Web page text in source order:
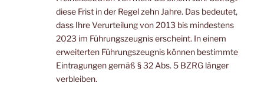
diese Frist in der Regel zehn Jahre. Das bedeutet,
dass Ihre Verurteilung von 2013 bis mindestens
2023 im Führungszeugnis erscheint. In einem
erweiterten Führungszeugnis können bestimmte
Eintragungen gemäß § 32 Abs. 5 BZRG länger
verbleiben.